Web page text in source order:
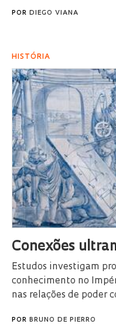
POR DIEGO VIANA
HISTÓRIA
Conexões
Estudos investigam
conhecimento no
nas relações de poder
POR BRUNO DE PIERRO